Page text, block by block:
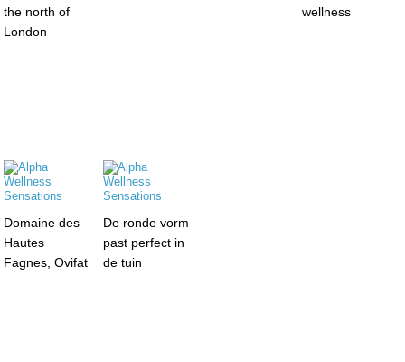
the north of
London
wellness
Domaine des
Hautes
Fagnes, Ovifat
De ronde vorm
past perfect in
de tuin